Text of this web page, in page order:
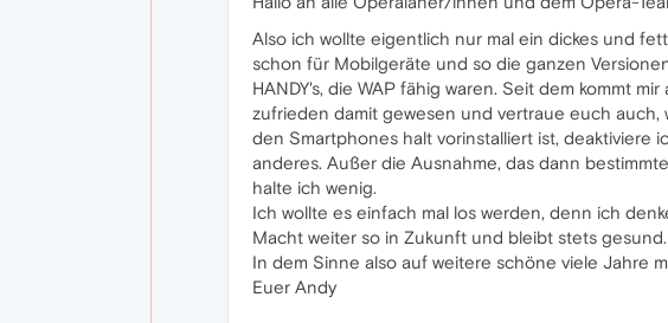
Also ich wollte eigentlich nur mal ein dickes und
schon für Mobilgeräte und so die ganzen
HANDY's, die WAP fähig waren. Seit dem kommt
zufrieden damit gewesen und vertraue euch
den Smartphones halt vorinstalliert ist, deaktiviere
anderes. Außer die Ausnahme, das dann
halte ich wenig.
Ich wollte es einfach mal los werden, denn ich
Macht weiter so in Zukunft und bleibt stets gesund.
In dem Sinne also auf weitere schöne viele Jahre
Euer Andy